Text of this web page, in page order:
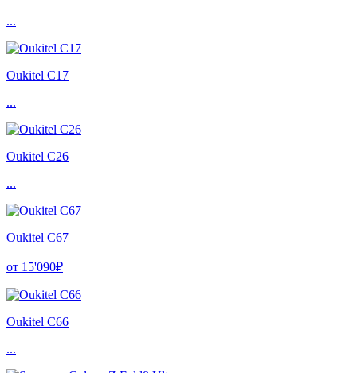
...
Oukitel C17
...
Oukitel C26
...
Oukitel C67
от 15'090₽
Oukitel C66
...